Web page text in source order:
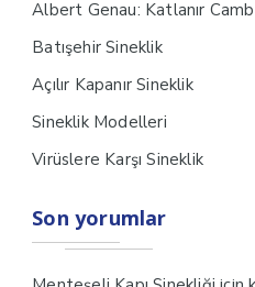
Albert Genau: Katlanır
Batışehir Sineklik
Açılır Kapanır Sineklik
Sineklik Modelleri
Virüslere Karşı Sineklik
Son yorumlar